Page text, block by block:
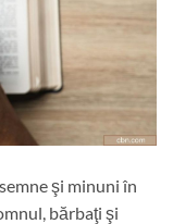
şi minuni în
bărbaţi şi